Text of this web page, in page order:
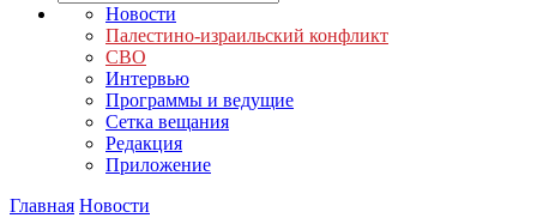
Новости
Палестино-израильский конфликт
СВО
Интервью
Программы и ведущие
Сетка вещания
Редакция
Приложение
Главная Новости